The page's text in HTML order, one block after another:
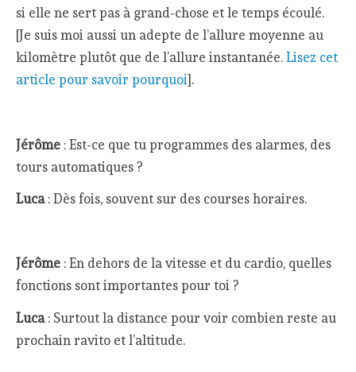
si elle ne sert pas à grand-chose et le temps écoulé.
[Je suis moi aussi un adepte de l’allure moyenne au
kilomètre plutôt que de l’allure instantanée.Lisez cet
article pour savoir pourquoi].
Jérôme : Est-ce que tu programmes des alarmes, des
tours automatiques ?
Luca : Dès fois, souvent sur des courses horaires.
Jérôme : En dehors de la vitesse et du cardio, quelles
fonctions sont importantes pour toi ?
Luca : Surtout la distance pour voir combien reste au
prochain ravito et l’altitude.